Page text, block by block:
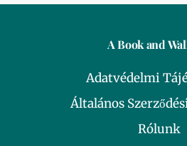
A Book and
Adatvédelmi
Általános
Rólunk